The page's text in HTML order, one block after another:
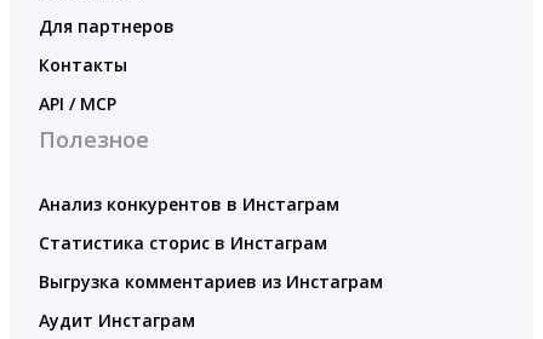
Для партнеров
Контакты
API / MCP
Полезное
Анализ конкурентов в Инстаграм
Статистика сторис в Инстаграм
Выгрузка комментариев из Инстаграм
Аудит Инстаграм